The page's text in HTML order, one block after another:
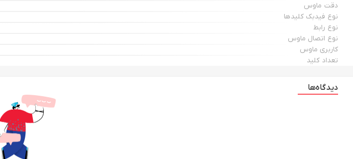
دقت ماوس
نوع فیدبک کلیدها
نوع رابط
نوع اتصال ماوس
کاربری ماوس
تعداد کلید
دیدگاه‌ها